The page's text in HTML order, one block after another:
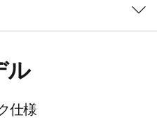
イル・プロセッサー
イル・プロセッサー
ル
仕様